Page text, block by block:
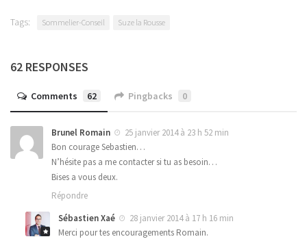
Tags: Sommelier-Conseil Suze la Rousse
62 RESPONSES
Comments 62 Pingbacks 0
Brunel Romain
25 janvier 2014 à 23 h 52 min
Bon courage Sebastien…
N’hésite pas a me contacter si tu as besoin…
Bises a vous deux.
Répondre
Sébastien Xaé
28 janvier 2014 à 17 h 16 min
Merci pour tes encouragements Romain.